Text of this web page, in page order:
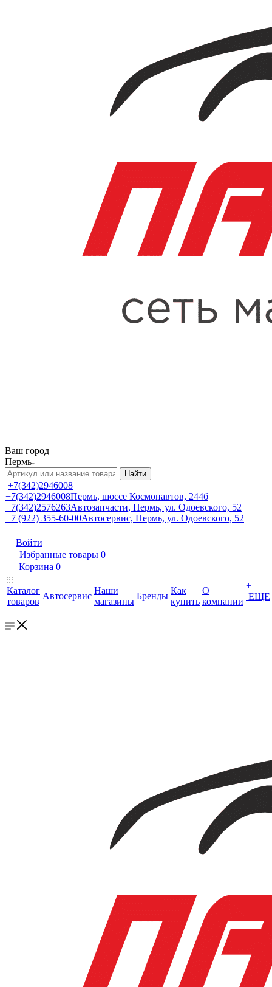
Ваш город
Пермь
Найти
+7(342)2946008
+7(342)2946008Пермь, шоссе Космонавтов, 244б
+7(342)2576263Автозапчасти, Пермь, ул. Одоевского, 52
+7 (922) 355-60-00Автосервис, Пермь, ул. Одоевского, 52
Войти
Избранные товары 0
Корзина 0
Каталог
товаров
Автосервис
Наши
магазины
Бренды
Как
купить
О
компании
+
ЕЩЕ